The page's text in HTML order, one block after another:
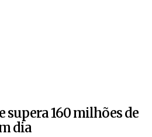
supera 160 milhões de
dia